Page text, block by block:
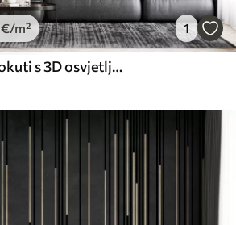
€/m² 1
Klasični drveni trokuti s 3D osvjetljenjem